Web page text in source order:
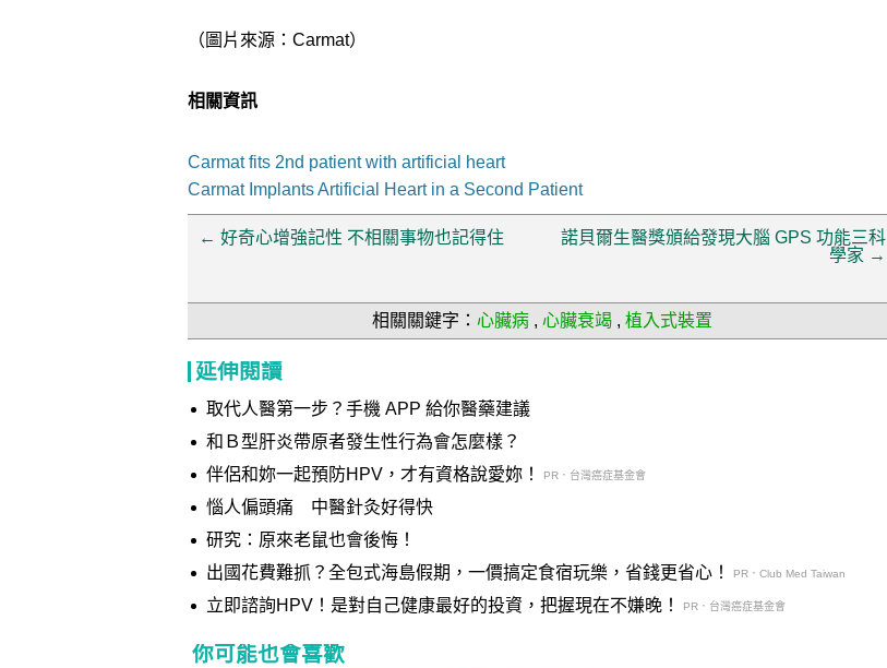
（圖片來源：Carmat）
相關資訊
Carmat fits 2nd patient with artificial heart
Carmat Implants Artificial Heart in a Second Patient
← 好奇心增強記性 不相關事物也記得住
諾貝爾生醫獎頒給發現大腦 GPS 功能三科
學家 →
相關關鍵字： 心臟病 , 心臟衰竭 , 植入式裝置
延伸閱讀
取代人醫第一步？手機 APP 給你醫藥建議
和Ｂ型肝炎帶原者發生性行為會怎麼樣？
伴侶和妳一起預防HPV，才有資格說愛妳！
PR．台灣癌症基金會
惱人偏頭痛 中醫針灸好得快
研究：原來老鼠也會後悔！
出國花費難抓？全包式海島假期，一價搞定食宿玩樂，省錢更省心！
PR．Club Med Taiwan
立即諮詢HPV！是對自己健康最好的投資，把握現在不嫌晚！ PR．台灣癌症基金會
你可能也會喜歡